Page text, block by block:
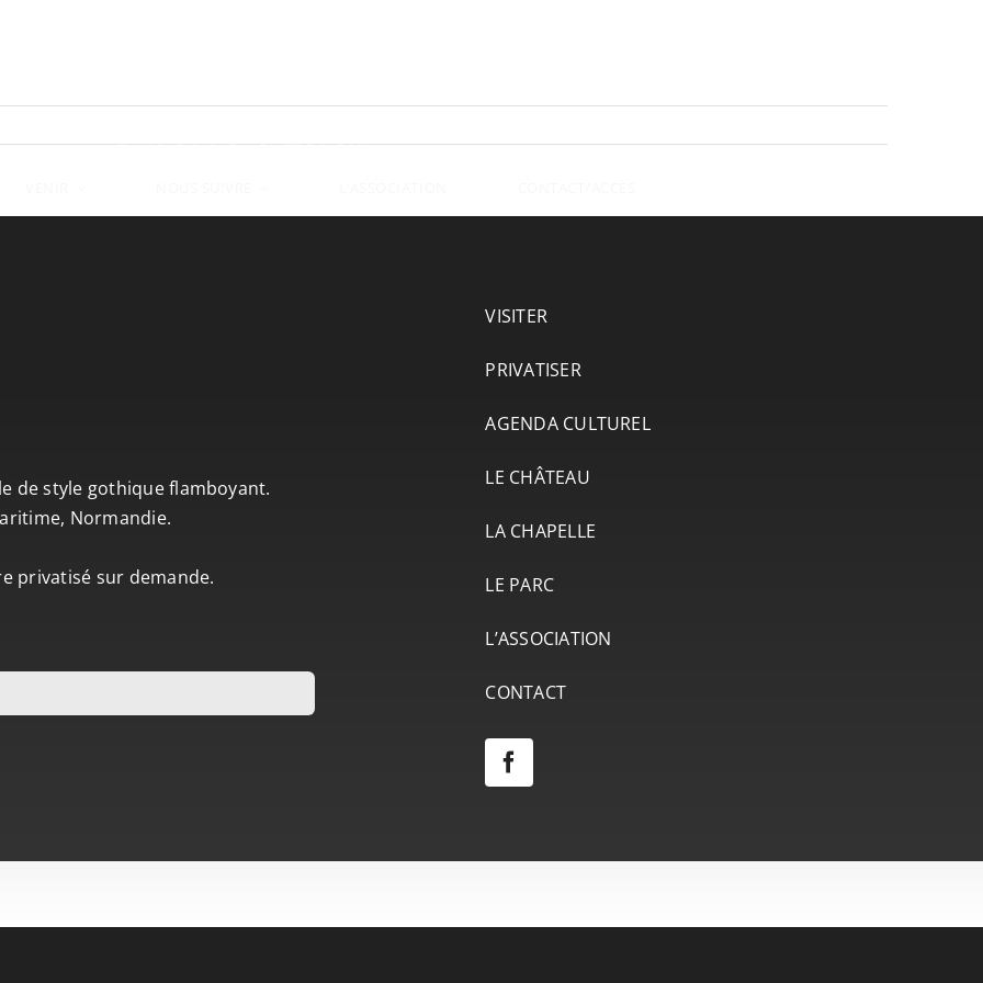
de style gothique flamboyant.
Normandie.
privatisé sur demande.
VISITER
PRIVATISER
AGENDA CULTUREL
LE CHÂTEAU
LA CHAPELLE
LE PARC
L’ASSOCIATION
CONTACT